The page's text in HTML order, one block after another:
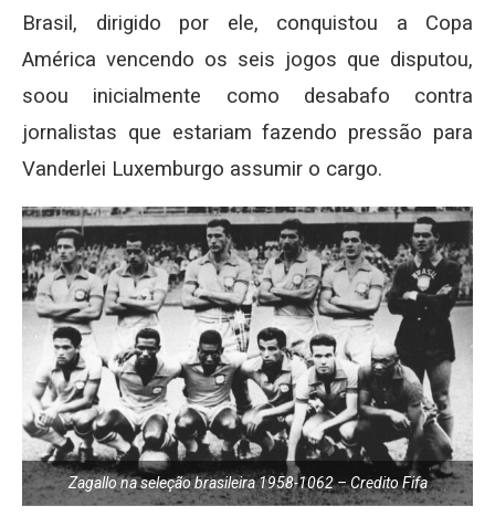
Brasil, dirigido por ele, conquistou a Copa
América vencendo os seis jogos que disputou,
soou inicialmente como desabafo contra
jornalistas que estariam fazendo pressão para
Vanderlei Luxemburgo assumir o cargo.
Zagallo na seleção brasileira 1958-1062 – Credito Fifa